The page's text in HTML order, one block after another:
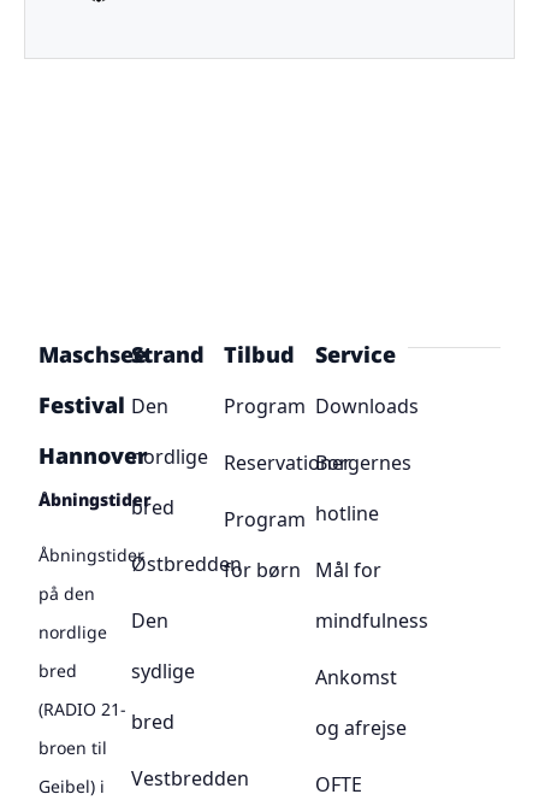
Maschsee
Festival
Hannover
Åbningstider
Åbningstider
på den
nordlige
bred
(RADIO 21-
broen til
Geibel) i
Strand
Den
nordlige
bred
Østbredden
Den
sydlige
bred
Vestbredden
Tilbud
Program
Reservationer
Program
for børn
Service
Downloads
Borgernes
hotline
Mål for
mindfulness
Ankomst
og afrejse
OFTE